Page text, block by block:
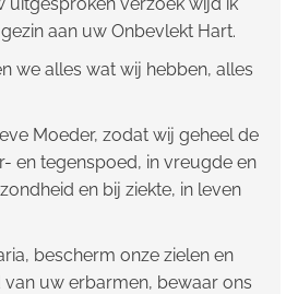
aan uw Onbevlekt Hart.
we alles wat wij hebben, alles
Moeder, zodat wij geheel de
en tegenspoed, in vreugde en
en bij ziekte, in leven
bescherm onze zielen en
van uw erbarmen, bewaar ons